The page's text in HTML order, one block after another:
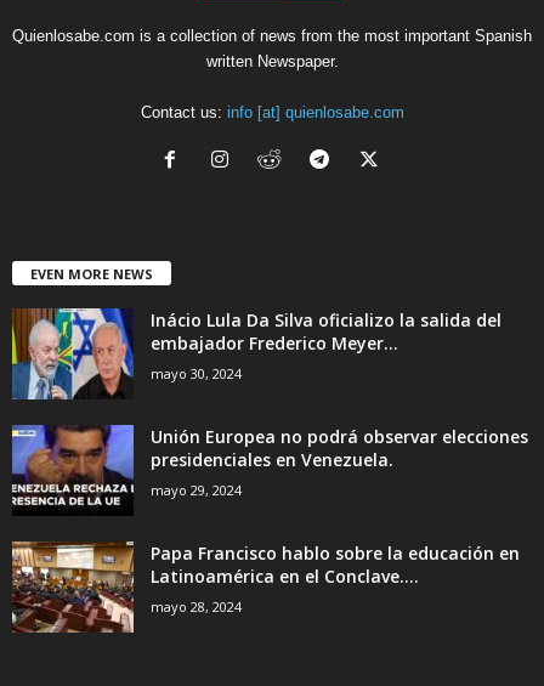
Quienlosabe.com is a collection of news from the most important Spanish
written Newspaper.
Contact us: info [at] quienlosabe.com
EVEN MORE NEWS
Inácio Lula Da Silva oficializo la salida del
embajador Frederico Meyer...
mayo 30, 2024
Unión Europea no podrá observar elecciones
presidenciales en Venezuela.
mayo 29, 2024
Papa Francisco hablo sobre la educación en
Latinoamérica en el Conclave....
mayo 28, 2024